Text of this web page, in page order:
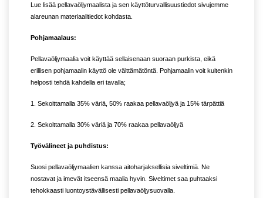
Lue lisää pellavaöljymaalista ja sen käyttöturvallisuustiedot sivujemme
alareunan materiaalitiedot kohdasta.
Pohjamaalaus:
Pellavaöljymaalia voit käyttää sellaisenaan suoraan purkista, eikä
erillisen pohjamaalin käyttö ole välttämätöntä. Pohjamaalin voit kuitenkin
helposti tehdä kahdella eri tavalla;
1. Sekoittamalla 35% väriä, 50% raakaa pellavaöljyä ja 15% tärpättiä
2. Sekoittamalla 30% väriä ja 70% raakaa pellavaöljyä
Työvälineet ja puhdistus:
Suosi pellavaöljymaalien kanssa aitoharjaksellisia siveltimiä. Ne
nostavat ja imevät itseensä maalia hyvin. Siveltimet saa puhtaaksi
tehokkaasti luontoystävällisesti pellavaöljysuovalla.